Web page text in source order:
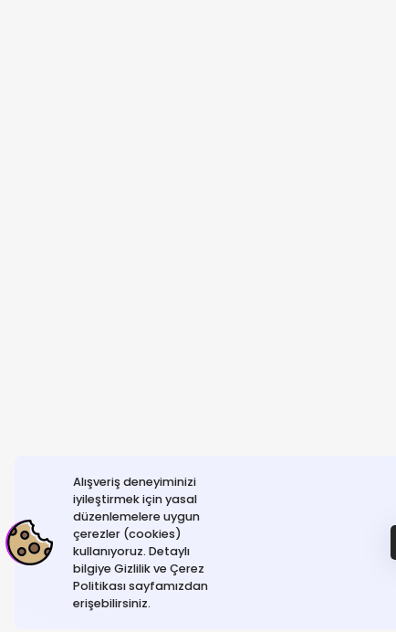
Alışveriş deneyiminizi
iyileştirmek için yasal
düzenlemelere uygun
çerezler (cookies)
kullanıyoruz. Detaylı
bilgiye Gizlilik ve Çerez
Politikası sayfamızdan
erişebilirsiniz.© NeGelse , 2025